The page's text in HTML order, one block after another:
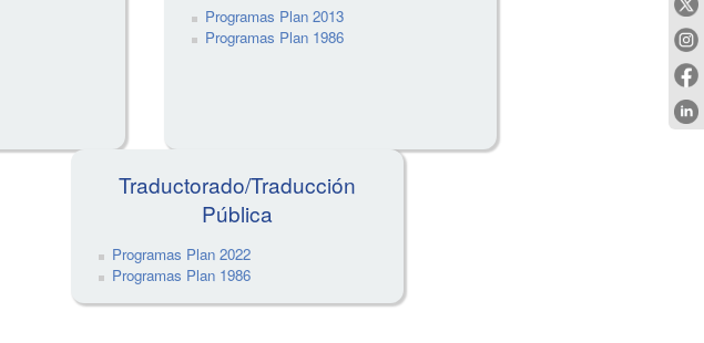
Programas Plan 2013
Programas Plan 1986
Traductorado/Traducción
Pública
Programas Plan 2022
Programas Plan 1986